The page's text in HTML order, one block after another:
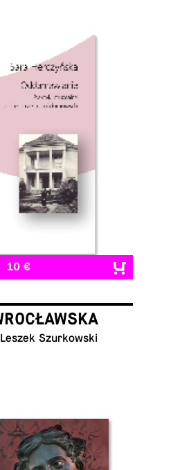
10 €
Szurkowski